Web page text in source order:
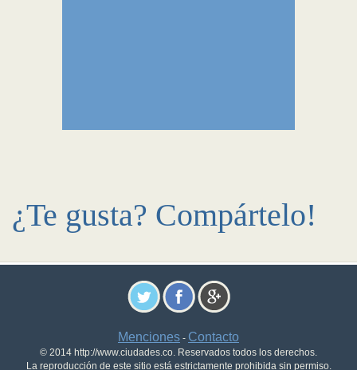
¿Te gusta? Compártelo!
Menciones - Contacto
© 2014 http://www.ciudades.co. Reservados todos los derechos.
La reproducción de este sitio está estrictamente prohibida sin permiso.